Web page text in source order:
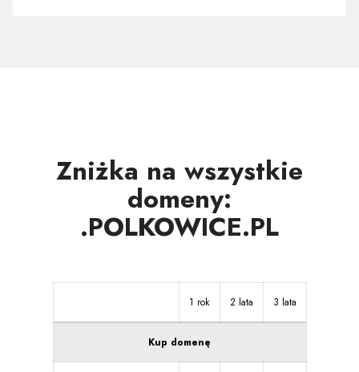
Zniżka na wszystkie
domeny:
.POLKOWICE.PL
1 rok 2 lata 3 lata
Kup domenę